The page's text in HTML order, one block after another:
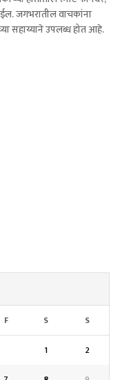
जगभरातील वाचकांना
सहाय्याने उपलब्ध होत आहे.
F S S
1
2